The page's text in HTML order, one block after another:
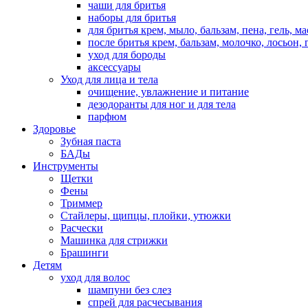
чаши для бритья
наборы для бритья
для бритья крем, мыло, бальзам, пена, гель,
после бритья крем, бальзам, молочко, лосьон,
уход для бороды
аксессуары
Уход для лица и тела
очищение, увлажнение и питание
дезодоранты для ног и для тела
парфюм
Здоровье
Зубная паста
БАДы
Инструменты
Щетки
Фены
Триммер
Стайлеры, щипцы, плойки, утюжки
Расчески
Машинка для стрижки
Брашинги
Детям
уход для волос
шампуни без слез
спрей для расчесывания